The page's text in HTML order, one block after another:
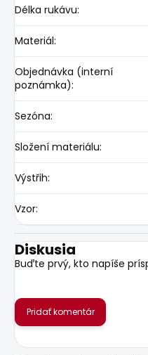
Délka rukávu:
Materiál:
Objednávka (interní
poznámka):
Sezóna:
Složení materiálu:
Výstřih:
Vzor:
Diskusia
Buďte prvý, kto napíše
Pridať komentár